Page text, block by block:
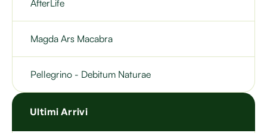
AfterLife
Magda Ars Macabra
Pellegrino - Debitum Naturae
Ultimi Arrivi